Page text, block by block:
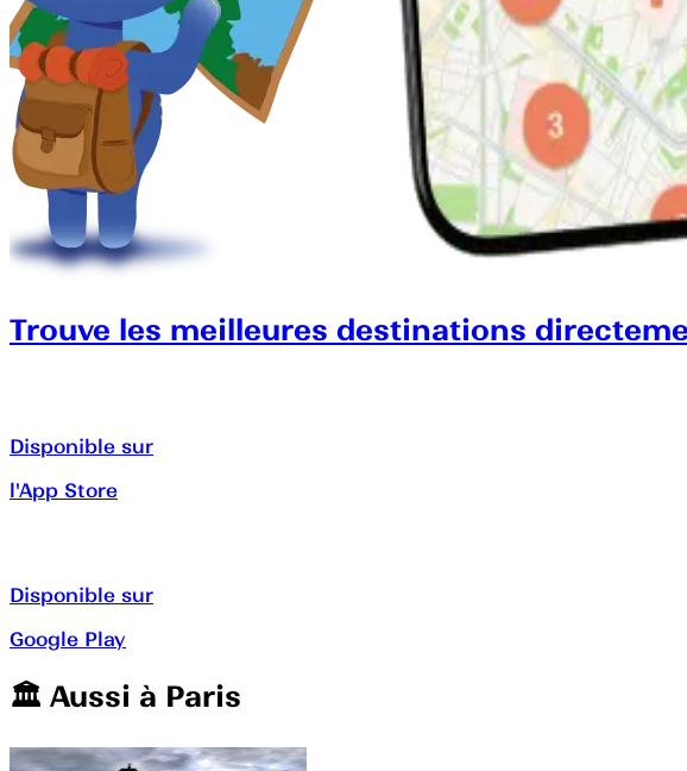
Trouve les meilleures destinations
Disponible sur
l'App Store
Disponible sur
Google Play
🏛️️ Aussi à Paris